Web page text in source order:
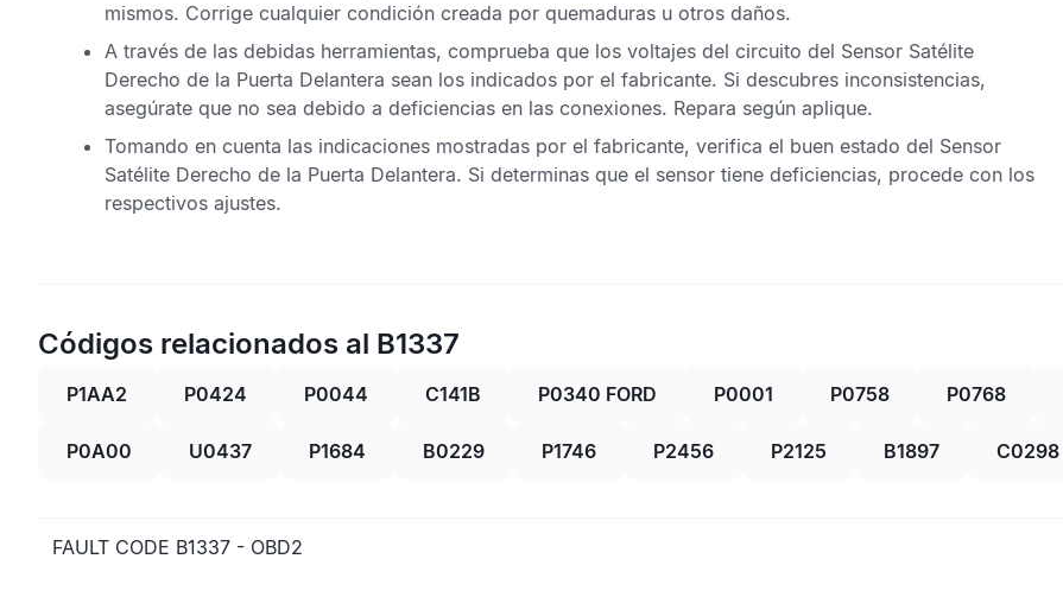
mismos. Corrige cualquier condición creada por quemaduras u otros daños.
A través de las debidas herramientas, comprueba que los voltajes del circuito del Sensor Satélite
Derecho de la Puerta Delantera sean los indicados por el fabricante. Si descubres inconsistencias,
asegúrate que no sea debido a deficiencias en las conexiones. Repara según aplique.
Tomando en cuenta las indicaciones mostradas por el fabricante, verifica el buen estado del Sensor
Satélite Derecho de la Puerta Delantera. Si determinas que el sensor tiene deficiencias, procede con los
respectivos ajustes.
Códigos relacionados al B1337
P1AA2 P0424 P0044 C141B P0340 FORD P0001 P0758 P0768
P0A00 U0437 P1684 B0229 P1746 P2456 P2125 B1897 C0298
FAULT CODE B1337 - OBD2